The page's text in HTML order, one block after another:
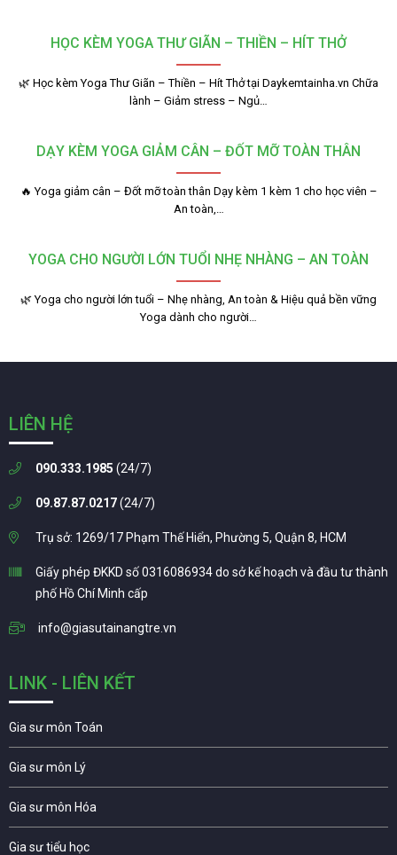
HỌC KÈM YOGA THƯ GIÃN – THIỀN – HÍT THỞ
🌿 Học kèm Yoga Thư Giãn – Thiền – Hít Thở tại Daykemtainha.vn Chữa
lành – Giảm stress – Ngủ…
DẠY KÈM YOGA GIẢM CÂN – ĐỐT MỠ TOÀN THÂN
🔥 Yoga giảm cân – Đốt mỡ toàn thân Dạy kèm 1 kèm 1 cho học viên –
An toàn,…
YOGA CHO NGƯỜI LỚN TUỔI NHẸ NHÀNG – AN TOÀN
🌿 Yoga cho người lớn tuổi – Nhẹ nhàng, An toàn & Hiệu quả bền vững
Yoga dành cho người…
LIÊN HỆ
090.333.1985 (24/7)
09.87.87.0217(24/7)
Trụ sở: 1269/17 Phạm Thế Hiển, Phường 5, Quận 8, HCM
Giấy phép ĐKKD số 0316086934 do sở kế hoạch và đầu tư thành
phố Hồ Chí Minh cấp
info@giasutainangtre.vn
LINK - LIÊN KẾT
Gia sư môn Toán
Gia sư môn Lý
Gia sư môn Hóa
Gia sư tiểu học